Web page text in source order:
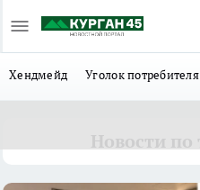
Хендмейд Уголок потребителя